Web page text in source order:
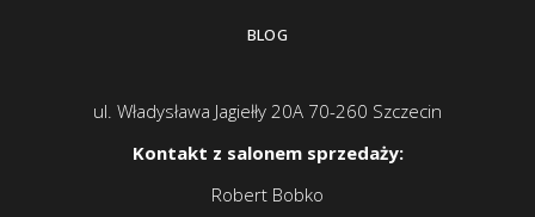
BLOG
ul. Władysława Jagiełły 20A 70-260 Szczecin
Kontakt z salonem sprzedaży:
Robert Bobko